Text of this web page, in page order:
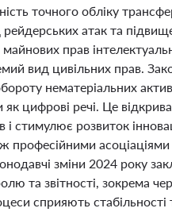
точного обліку
атак та
прав
вид цивільних прав.
нематеріальних
цифрові речі. Це
і стимулює розвиток
професійними
зміни 2024 року
та звітності, зокрема
сприяють стабільності